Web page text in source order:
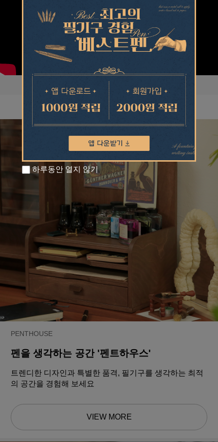
PENTHOUSE
펜을 생각하는 공간 '펜트하우스'
트렌디한 디자인과 특별한 품격, 필기구를 생각하는 최적
의 공간을 경험해 보세요
VIEW MORE
하루동안 열지 않기